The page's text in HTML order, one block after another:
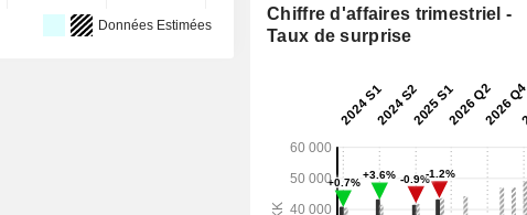
Données Estimées
Chiffre d'affaires trimestriel -
Taux de surprise